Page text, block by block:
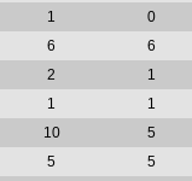
1
0
6
6
2
1
1
1
10
5
5
5